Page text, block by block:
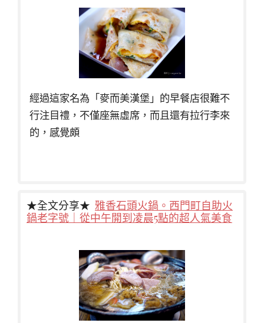
經過這家名為「麥而美漢堡」的早餐店很難不
行注目禮，不僅座無虛席，而且還有拉行李來
的，感覺頗
★全文分享★ 雅香石頭火鍋。西門町自助火
鍋老字號｜從中午開到凌晨5點的超人氣美食